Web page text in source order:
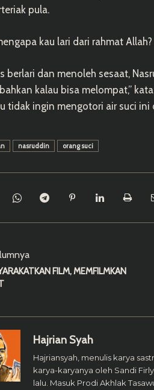
pula.
kau lari dari rahmat
berlari dan menoleh sesaat,
kalau bisa melompat,”
tidak ingin mengotori air suci ini
nasruddin orang suci
FILM, MEMFILMKAN
Hajrian Syah
Hajriansyah, menulis karya
karya-karyanya oleh Sandi
lalu. Masuk Prodi Akhlak